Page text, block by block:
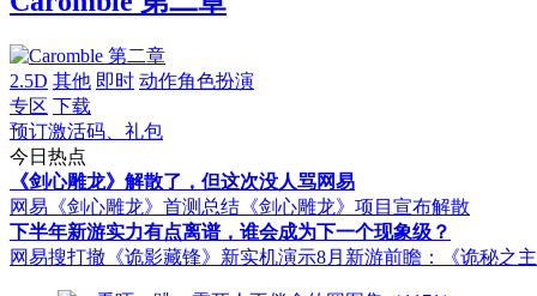
2.5D 其他 即时 动作角色扮演
专区 下载
预订激活码、礼包
今日热点
《剑心雕龙》解散了，但这次没人骂网易
网易《剑心雕龙》首测总结 《剑心雕龙》项目宣布解散
下半年新游实力有点离谱，谁会成为下一个现象级？
网易搜打撤《诡影藏锋》新实机演示8月新游前瞻：《诡秘之